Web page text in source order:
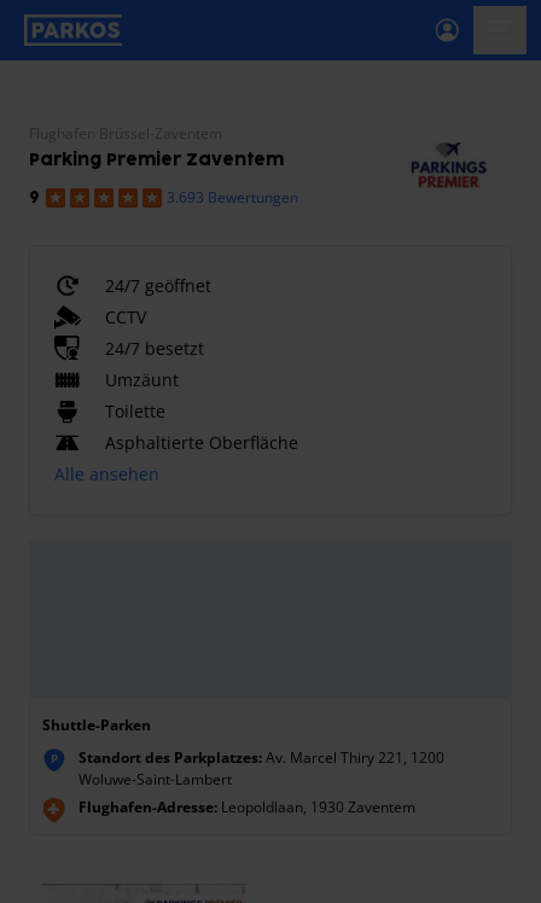
beschriftung-für-primäre-navigation
Flughafen Brüssel-Zaventem
Parking Premier Zaventem
9 3.693 Bewertungen
24/7 geöffnet
CCTV
24/7 besetzt
Umzäunt
Toilette
Asphaltierte Oberfläche
Alle ansehen
Shuttle-Parken
P Standort des Parkplatzes:Av. Marcel Thiry 221, 1200
Woluwe-Saint-Lambert
Flughafen-Adresse: Leopoldlaan, 1930 Zaventem